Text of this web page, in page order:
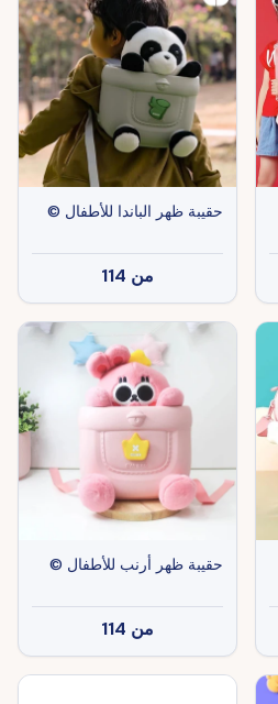
حقيبة ظهر الباندا للأطفال ©
من 114
حقيبة ظهر أرنب للأطفال ©
من 114